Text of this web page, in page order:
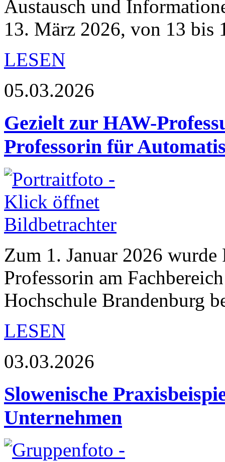
Austausch und
13. März 2026, von 13 bis
LESEN
05.03.2026
Gezielt zur HAW-
Professorin für
Zum 1. Januar 2026
Professorin am
Hochschule Brandenburg
LESEN
03.03.2026
Slowenische
Unternehmen